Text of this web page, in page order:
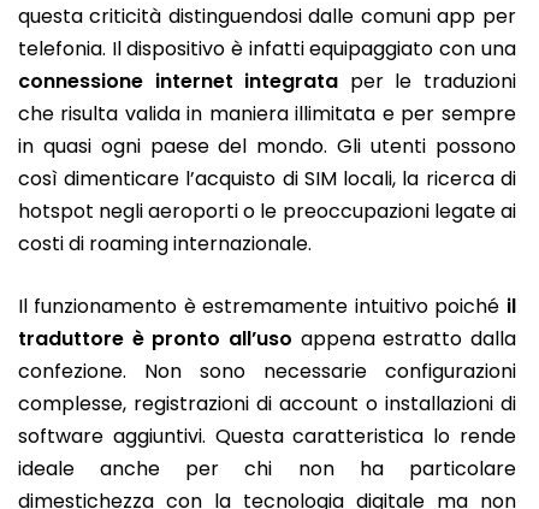
questa criticità distinguendosi dalle comuni app per
telefonia. Il dispositivo è infatti equipaggiato con una
connessione internet integrata per le traduzioni
che risulta valida in maniera illimitata e per sempre
in quasi ogni paese del mondo. Gli utenti possono
così dimenticare l’acquisto di SIM locali, la ricerca di
hotspot negli aeroporti o le preoccupazioni legate ai
costi di roaming internazionale.
Il funzionamento è estremamente intuitivo poiché il
traduttore è pronto all’uso appena estratto dalla
confezione. Non sono necessarie configurazioni
complesse, registrazioni di account o installazioni di
software aggiuntivi. Questa caratteristica lo rende
ideale anche per chi non ha particolare
dimestichezza con la tecnologia digitale ma non